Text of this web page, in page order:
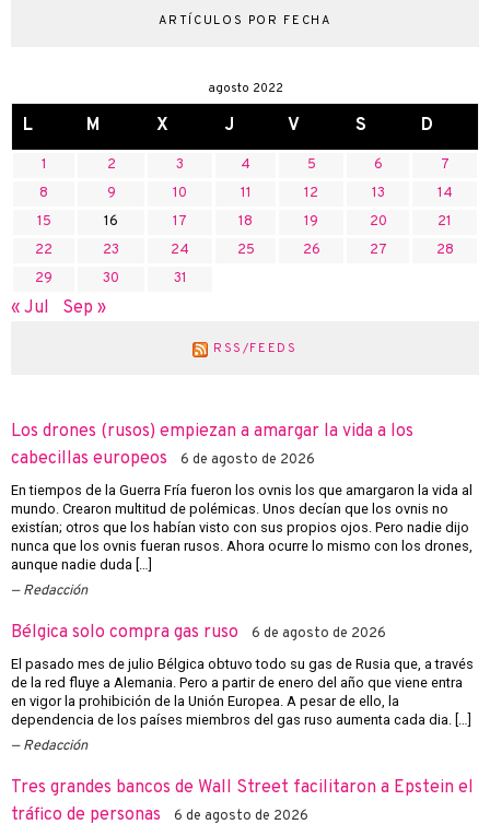
ARTÍCULOS POR FECHA
agosto 2022
L M X J V S D
1 2 3 4 5 6
7
8
9 10 11 12 13
14
15
16 17 18 19 20
21
22
23 24 25 26 27
28
29
30 31
« Jul Sep »
RSS/FEEDS
Los drones (rusos) empiezan a amargar la vida a los
cabecillas europeos
6 de agosto de 2026
En tiempos de la Guerra Fría fueron los ovnis los que amargaron la vida al
mundo. Crearon multitud de polémicas. Unos decían que los ovnis no
existían; otros que los habían visto con sus propios ojos. Pero nadie dijo
nunca que los ovnis fueran rusos. Ahora ocurre lo mismo con los drones,
aunque nadie duda […]
Redacción
Bélgica solo compra gas ruso 6 de agosto de 2026
El pasado mes de julio Bélgica obtuvo todo su gas de Rusia que, a través
de la red fluye a Alemania. Pero a partir de enero del año que viene entra
en vigor la prohibición de la Unión Europea. A pesar de ello, la
dependencia de los países miembros del gas ruso aumenta cada dia. […]
Redacción
Tres grandes bancos de Wall Street facilitaron a Epstein el
tráfico de personas
6 de agosto de 2026